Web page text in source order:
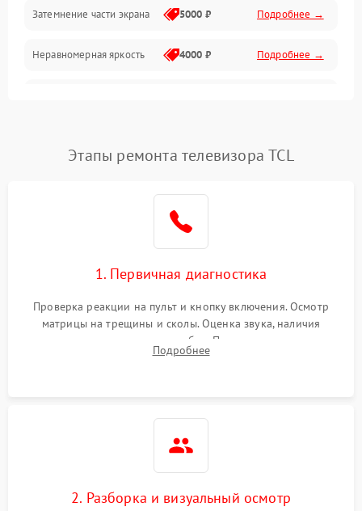
Механические повреждения
Программное обеспечение
Сеть и подключения
Затемнение части экрана 5000 ₽ Подробнее →
Неравномерная яркость 4000 ₽ Подробнее →
Этапы ремонта телевизора TCL
1. Первичная диагностика
Проверка реакции на пульт и кнопку включения. Осмотр
матрицы на трещины и сколы. Оценка звука, наличия
подсветки и индикаторов ошибок. Подключение тестовых
источников сигнала для выявления симптомов поломки.
Подробнее
2. Разборка и визуальный осмотр